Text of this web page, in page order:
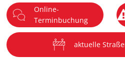
Menü
Online-
Terminbuchung
aktuelle